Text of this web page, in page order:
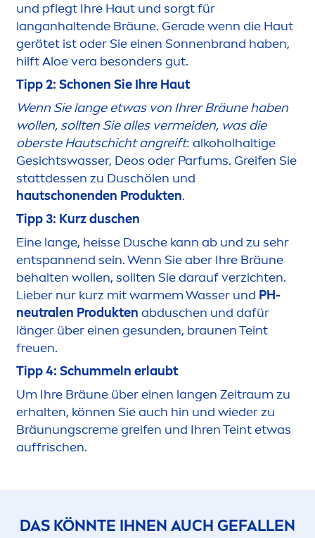
und pflegt Ihre Haut und sorgt für
langanhaltende Bräune. Gerade wenn die Haut
gerötet ist oder Sie einen Sonnenbrand haben,
hilft Aloe vera besonders gut.
Tipp 2: Schonen Sie Ihre Haut
Wenn Sie lange etwas von Ihrer Bräune haben
wollen, sollten Sie alles vermeiden, was die
oberste Hautschicht angreift: alkoholhaltige
Gesichtswasser, Deos oder Parfums. Greifen Sie
stattdessen zu Duschölen und
hautschonenden Produkten.
Tipp 3: Kurz duschen
Eine lange, heisse Dusche kann ab und zu sehr
entspannend sein. Wenn Sie aber Ihre Bräune
behalten wollen, sollten Sie darauf verzichten.
Lieber nur kurz mit warmem Wasser und PH-
neutralen Produkten abduschen und dafür
länger über einen gesunden, braunen Teint
freuen.
Tipp 4: Schummeln erlaubt
Um Ihre Bräune über einen langen Zeitraum zu
erhalten, können Sie auch hin und wieder zu
Bräunungscremegreifen und Ihren Teint etwas
auffrischen.
DAS KÖNNTE IHNEN AUCH GEFALLEN